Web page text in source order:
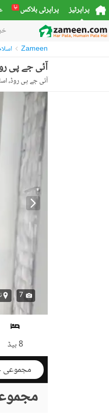
پراپرٹیز پراپرٹی بلاکس نیا
Zameen
آئی جے پی روڈ اسلام آباد میں 8
آئی جے پی روڈ،
7
8 بیڈ
مجموعی